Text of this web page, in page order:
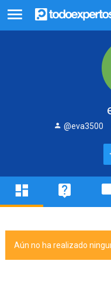
@eva3500
Aún no ha realizado